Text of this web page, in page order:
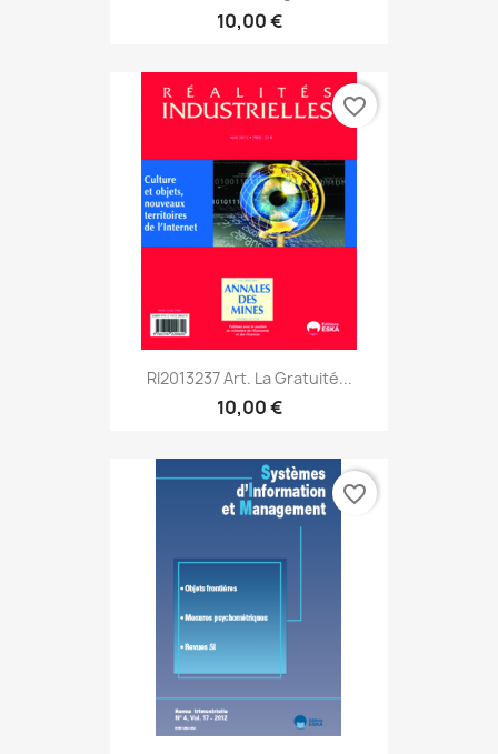
10,00 €
RI2013237 Art. La Gratuité...
10,00 €
favorite_border
favorite_border